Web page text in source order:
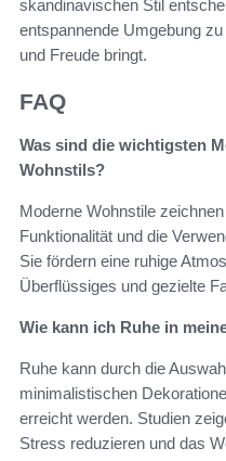
skandinavischen Stil
entspannende Umgebung
und Freude bringt.
FAQ
Was sind die wichtigsten
Wohnstils?
Moderne Wohnstile
Funktionalität und die
Sie fördern eine ruhige
Überflüssiges und gezielte
Wie kann ich Ruhe in
Ruhe kann durch die
minimalistischen
erreicht werden. Studien
Stress reduzieren und das